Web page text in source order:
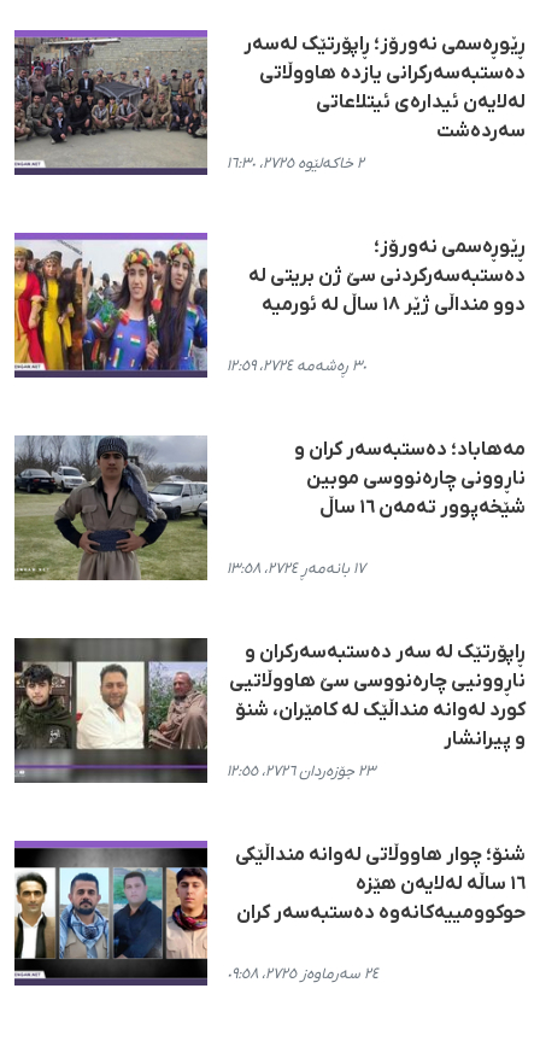
ڕێوڕەسمی نەورۆز؛ ڕاپۆرتێک لەسەر
دەستبەسەرکرانی یازدە هاووڵاتی
لەلایەن ئیدارەی ئیتلاعاتی
سەردەشت
٢ خاکەلێوە ٢٧٢٥، ١٦:٣٠
ڕێوڕەسمی نەورۆز؛
دەستبەسەرکردنی سێ ژن بریتی لە
دوو منداڵی ژێر ۱۸ ساڵ لە ئورمیە
٣٠ ڕەشەمە ٢٧٢٤، ١٢:٥٩
مەهاباد؛ دەستبەسەر کران و
ناڕوونی چارەنووسی موبین
شێخەپوور تەمەن ١٦ ساڵ
١٧ بانەمەڕ ٢٧٢٤، ١٣:٥٨
ڕاپۆرتێک لە سەر دەستبەسەرکران و
ناڕوونیی چارەنووسی سێ هاووڵاتیی
کورد لەوانە منداڵێک لە کامێران، شنۆ
و پیرانشار
٢٣ جۆزەردان ٢٧٢٦، ١٢:٥٥
شنۆ؛ چوار هاووڵاتی لەوانە منداڵێکی
١٦ ساڵە لەلایەن هێزە
حوکوومییەکانەوە دەستبەسەر کران
٢٤ سەرماوەز ٢٧٢٥، ٠٩:٥٨